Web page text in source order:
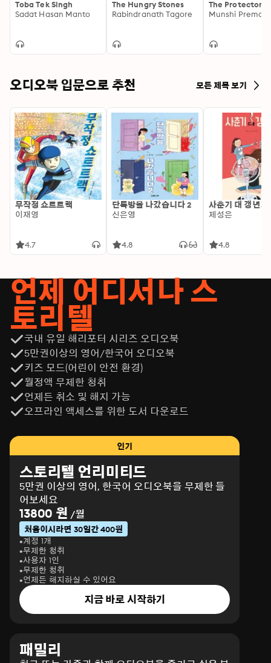
Toba Tek Singh
Sadat Hasan Manto
The Hungry Stones
Rabindranath Tagore
The Protector
Munshi
오디오북 입문으로 추천 모든 제목 보기
무작정 쇼트트랙
이재영
4.7
단톡방을 나갔습니다 2
신은영
4.8
사춘기 대 갱년기
제성은
4.8
언제 어디서나 스
토리텔
국내 유일 해리포터 시리즈 오디오북
5만권이상의 영어/한국어 오디오북
키즈 모드(어린이 안전 환경)
월정액 무제한 청취
언제든 취소 및 해지 가능
오프라인 액세스를 위한 도서 다운로드
인기
스토리텔 언리미티드
5만권 이상의 영어, 한국어 오디오북을 무제한 들
어보세요
13800 원 /월
처음이시라면 30일간 400원
계정 1개
무제한 청취
사용자 1인
무제한 청취
언제든 해지하실 수 있어요
지금 바로 시작하기
패밀리